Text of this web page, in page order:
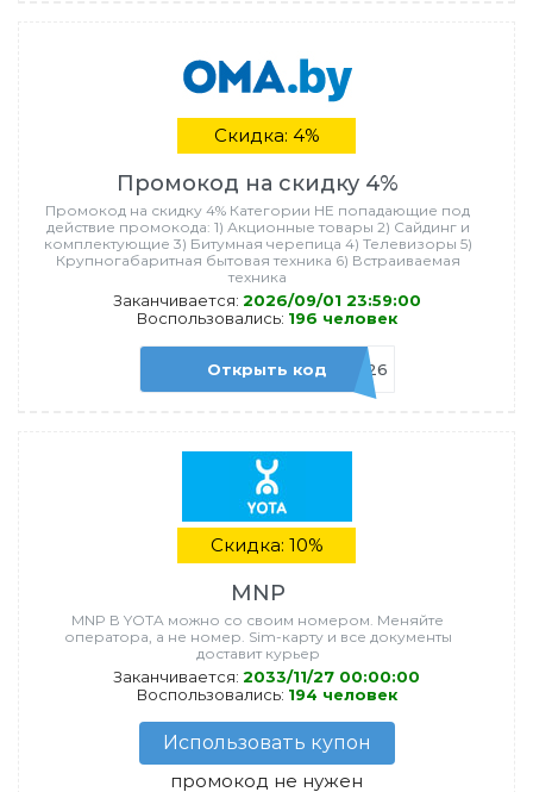
Скидка: 4%
Промокод на скидку 4%
Промокод на скидку 4% Категории НЕ попадающие под
действие промокода: 1) Акционные товары 2) Сайдинг и
комплектующие 3) Битумная черепица 4) Телевизоры 5)
Крупногабаритная бытовая техника 6) Встраиваемая
техника
Заканчивается: 2026/09/01 23:59:00
Воспользовались: 196 человек
Открыть кодOUTADV26
Скидка: 10%
MNP
MNP В YOTA можно со своим номером. Меняйте
оператора, а не номер. Sim-карту и все документы
доставит курьер
Заканчивается: 2033/11/27 00:00:00
Воспользовались: 194 человек
Использовать купон
промокод не нужен